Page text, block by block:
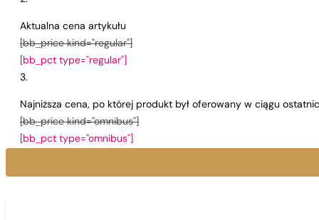
Aktualna cena artykułu
[bb_price kind="regular"]
[bb_pct type="regular"]
Najniższa cena, po której produkt był oferowany w ciągu
[bb_price kind="omnibus"]
[bb_pct type="omnibus"]